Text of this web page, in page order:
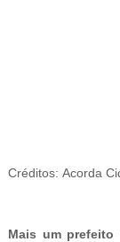
Créditos: Acorda
Mais um